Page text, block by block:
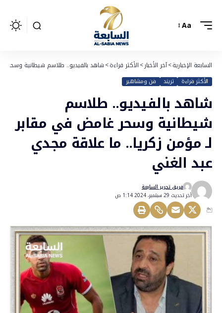
Aa
السابعة الإخبارية>آخر الأخبار>الأكثر قراءة>شاهد بالفيديو.. طلاسم شيطانية وسحر
الأكثر قراءة تريند فن ومشاهير
شاهد بالفيديو.. طلاسم
شيطانية وسحر غامض في مقابر
لـ مؤمن زكريا.. ما علاقة مجدي
عبد الغني
أخر تحديث 29 سبتمبر، 2024 1:14 ص
فريق تحرير السابعة